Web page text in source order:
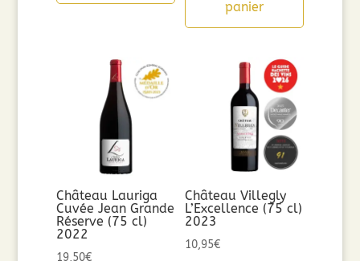
panier
Château Lauriga
Cuvée Jean Grande
Réserve (75 cl)
2022
19,50€
Château Villegly
L’Excellence (75 cl)
2023
10,95€